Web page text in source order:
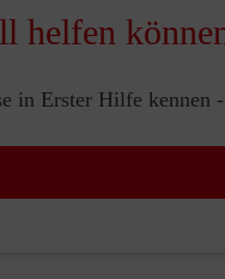
helfen
in Erster Hilfe kennen